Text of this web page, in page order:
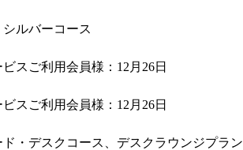
ルバーコース
スご利用会員様：12月26日
スご利用会員様：12月26日
・デスクコース、デスクラウンジプラン